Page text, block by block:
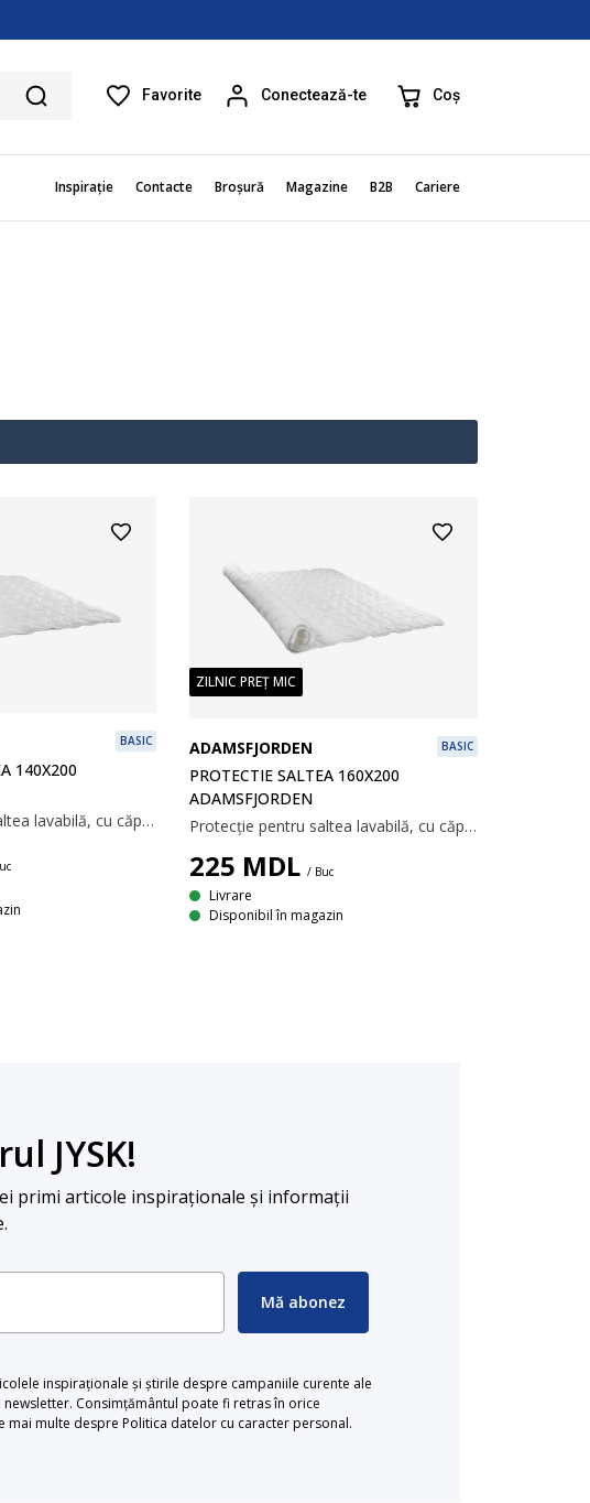
Favorite Conectează-te Coș
Inspirație Contacte Broșură Magazine B2B Cariere
BASIC
140X200
Protecție pentru saltea lavabilă, cu căptușeală groasă. Cu elastice la colțuri. 140x200 cm
ZILNIC PREȚ MIC
ADAMSFJORDEN BASIC
PROTECTIE SALTEA 160X200
ADAMSFJORDEN
Protecție pentru saltea lavabilă, cu căptușeală groasă. Cu elastice la colțuri. 160x200 cm
225 MDL / Buc
Livrare
Disponibil în magazin
JYSK!
primi articole inspiraționale și informații
Mă abonez
inspiraționale și știrile despre campaniile curente ale
Consimțământul poate fi retras în orice
multe despre Politica datelor cu caracter personal.